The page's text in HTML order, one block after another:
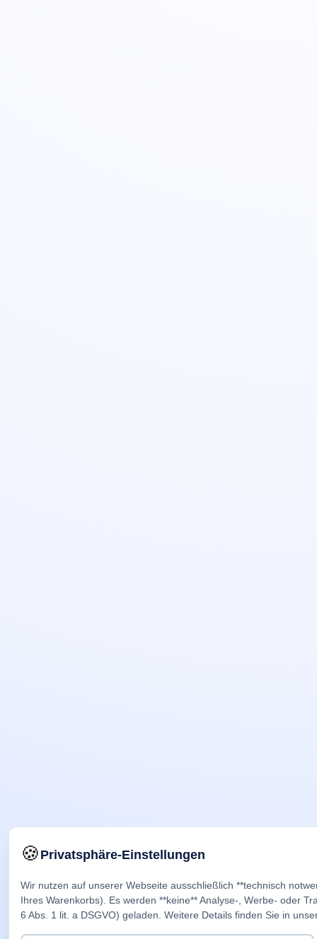
🍪Privatsphäre-Einstellungen
Wir nutzen auf unserer Webseite ausschließlich **technisch
Ihres Warenkorbs). Es werden **keine** Analyse-, Werbe- oder
6 Abs. 1 lit. a DSGVO) geladen. Weitere Details finden Sie in